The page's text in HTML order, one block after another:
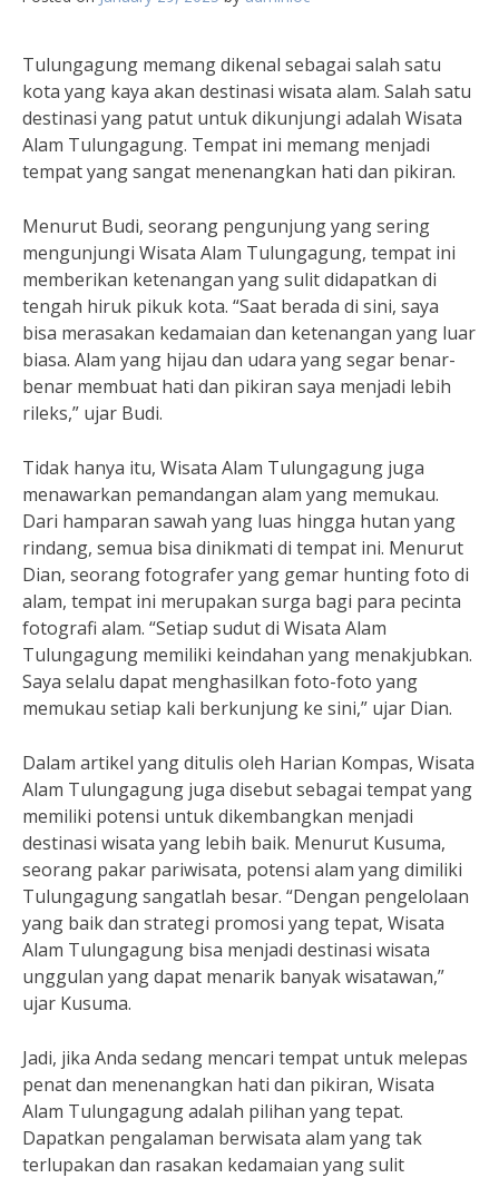
Tulungagung memang dikenal sebagai salah satu
kota yang kaya akan destinasi wisata alam. Salah satu
destinasi yang patut untuk dikunjungi adalah Wisata
Alam Tulungagung. Tempat ini memang menjadi
tempat yang sangat menenangkan hati dan pikiran.
Menurut Budi, seorang pengunjung yang sering
mengunjungi Wisata Alam Tulungagung, tempat ini
memberikan ketenangan yang sulit didapatkan di
tengah hiruk pikuk kota. “Saat berada di sini, saya
bisa merasakan kedamaian dan ketenangan yang luar
biasa. Alam yang hijau dan udara yang segar benar-
benar membuat hati dan pikiran saya menjadi lebih
rileks,” ujar Budi.
Tidak hanya itu, Wisata Alam Tulungagung juga
menawarkan pemandangan alam yang memukau.
Dari hamparan sawah yang luas hingga hutan yang
rindang, semua bisa dinikmati di tempat ini. Menurut
Dian, seorang fotografer yang gemar hunting foto di
alam, tempat ini merupakan surga bagi para pecinta
fotografi alam. “Setiap sudut di Wisata Alam
Tulungagung memiliki keindahan yang menakjubkan.
Saya selalu dapat menghasilkan foto-foto yang
memukau setiap kali berkunjung ke sini,” ujar Dian.
Dalam artikel yang ditulis oleh Harian Kompas, Wisata
Alam Tulungagung juga disebut sebagai tempat yang
memiliki potensi untuk dikembangkan menjadi
destinasi wisata yang lebih baik. Menurut Kusuma,
seorang pakar pariwisata, potensi alam yang dimiliki
Tulungagung sangatlah besar. “Dengan pengelolaan
yang baik dan strategi promosi yang tepat, Wisata
Alam Tulungagung bisa menjadi destinasi wisata
unggulan yang dapat menarik banyak wisatawan,”
ujar Kusuma.
Jadi, jika Anda sedang mencari tempat untuk melepas
penat dan menenangkan hati dan pikiran, Wisata
Alam Tulungagung adalah pilihan yang tepat.
Dapatkan pengalaman berwisata alam yang tak
terlupakan dan rasakan kedamaian yang sulit